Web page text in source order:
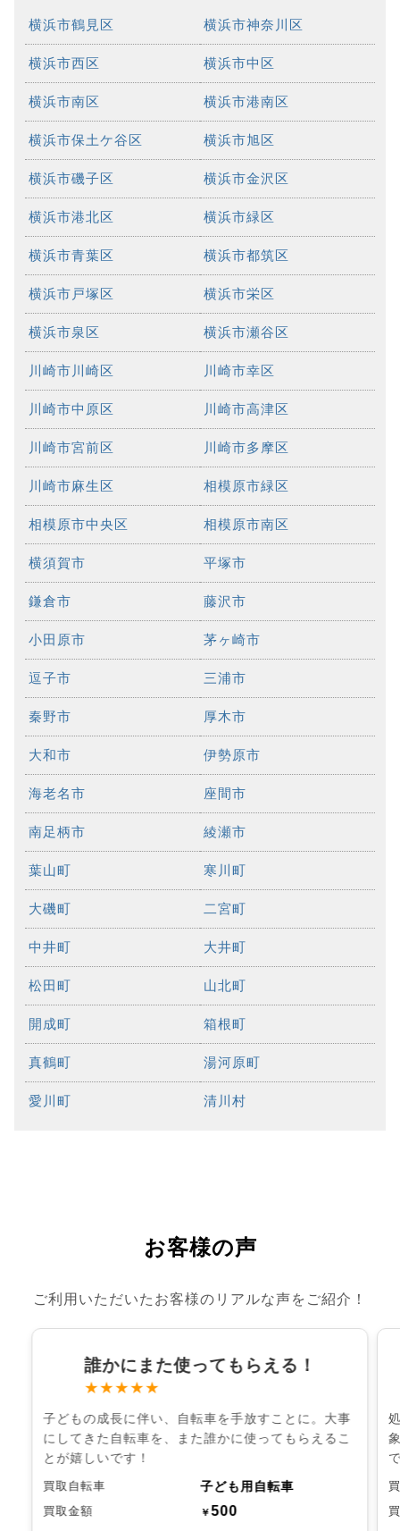
横浜市鶴見区 横浜市神奈川区
横浜市西区 横浜市中区
横浜市南区 横浜市港南区
横浜市保土ケ谷区 横浜市旭区
横浜市磯子区 横浜市金沢区
横浜市港北区 横浜市緑区
横浜市青葉区 横浜市都筑区
横浜市戸塚区 横浜市栄区
横浜市泉区 横浜市瀬谷区
川崎市川崎区 川崎市幸区
川崎市中原区 川崎市高津区
川崎市宮前区 川崎市多摩区
川崎市麻生区 相模原市緑区
相模原市中央区 相模原市南区
横須賀市 平塚市
鎌倉市 藤沢市
小田原市 茅ヶ崎市
逗子市 三浦市
秦野市 厚木市
大和市 伊勢原市
海老名市 座間市
南足柄市 綾瀬市
葉山町 寒川町
大磯町 二宮町
中井町 大井町
松田町 山北町
開成町 箱根町
真鶴町 湯河原町
愛川町 清川村
お客様の声
ご利用いただいたお客様のリアルな声をご紹介！
誰かにまた使ってもらえる！
★★★★★
子どもの成長に伴い、自転車を手放すことに。大事
にしてきた自転車を、また誰かに使ってもらえるこ
とが嬉しいです！
買取自転車 子ども用自転車
買取金額 ￥500